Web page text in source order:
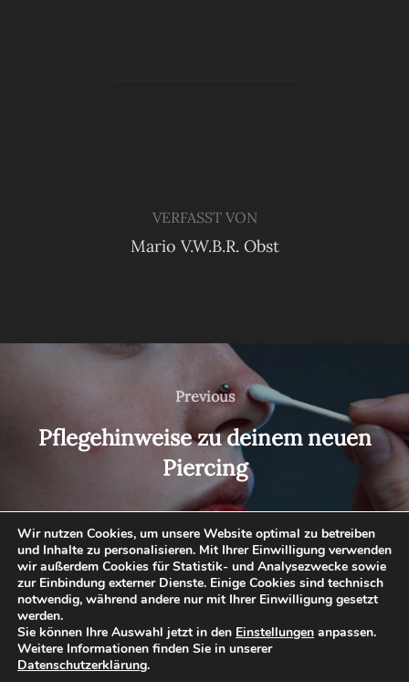
VERFASST VON
Mario V.W.B.R. Obst
Beitragsnavigation
Previous
Previous
Pflegehinweise zu deinem neuen
Piercing
Facebook
Instagram
YouTube
WhatsApp
Datenschutzerklärung
Copyright © 2026 ┃
Wir nutzen Cookies, um unsere Website optimal zu betreiben
und Inhalte zu personalisieren. Mit Ihrer Einwilligung verwenden
wir außerdem Cookies für Statistik- und Analysezwecke sowie
zur Einbindung externer Dienste. Einige Cookies sind technisch
notwendig, während andere nur mit Ihrer Einwilligung gesetzt
werden.
Sie können Ihre Auswahl jetzt in den Einstellungen anpassen.
Weitere Informationen finden Sie in unserer
Datenschutzerklärung.